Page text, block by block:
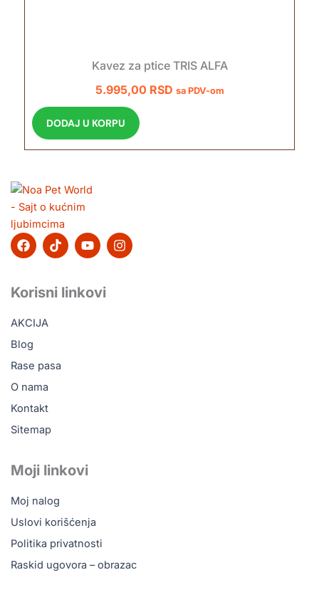
Kavez za ptice TRIS ALFA
5.995,00 RSD sa PDV-om
DODAJ U KORPU
F
a
b
o
k
T
i
o
k
Y
o
u
b
I
n
Korisni linkovi
AKCIJA
Blog
Rase pasa
O nama
Kontakt
Sitemap
Moji linkovi
Moj nalog
Uslovi korišćenja
Politika privatnosti
Raskid ugovora – obrazac